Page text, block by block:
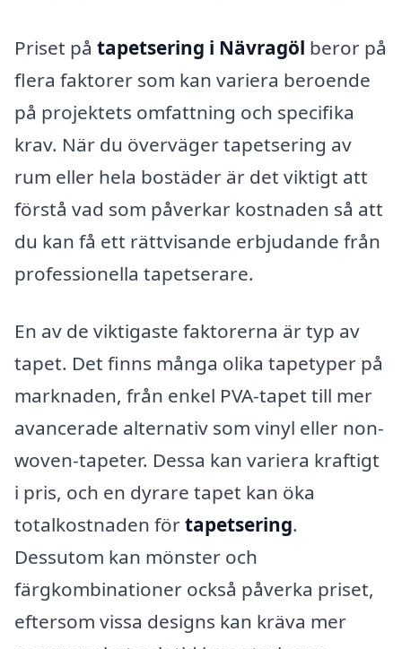
Priset på tapetsering i Nävragöl beror på
flera faktorer som kan variera beroende
på projektets omfattning och specifika
krav. När du överväger tapetsering av
rum eller hela bostäder är det viktigt att
förstå vad som påverkar kostnaden så att
du kan få ett rättvisande erbjudande från
professionella tapetserare.
En av de viktigaste faktorerna är typ av
tapet. Det finns många olika tapetyper på
marknaden, från enkel PVA-tapet till mer
avancerade alternativ som vinyl eller non-
woven-tapeter. Dessa kan variera kraftigt
i pris, och en dyrare tapet kan öka
totalkostnaden förtapetsering.
Dessutom kan mönster och
färgkombinationer också påverka priset,
eftersom vissa designs kan kräva mer